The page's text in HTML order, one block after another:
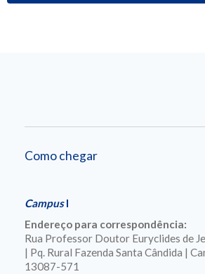
Como chegar
CampusI
Endereço para correspondência:
Rua Professor Doutor Euryclides de
| Pq. Rural Fazenda Santa Cândida |
13087-571